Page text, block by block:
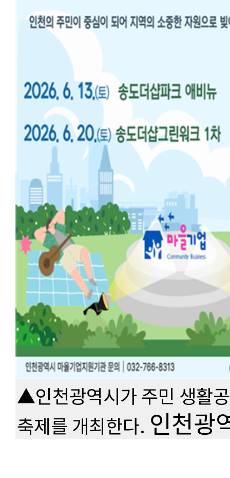
▲인천광역시가 주민 생활
축제를 개최한다. 인천광